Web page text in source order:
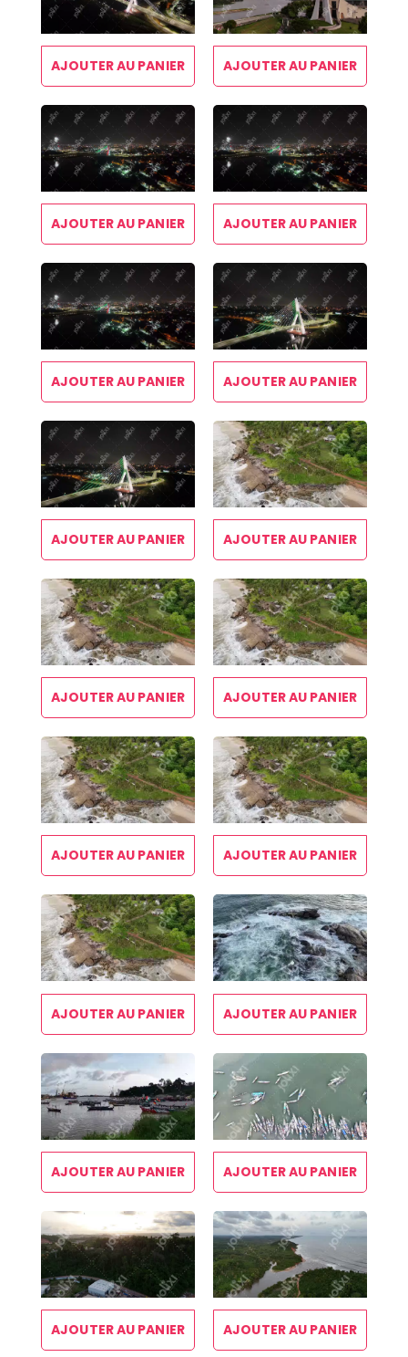
AJOUTER AU PANIER AJOUTER AU PANIER
AJOUTER AU PANIER AJOUTER AU PANIER
AJOUTER AU PANIER AJOUTER AU PANIER
AJOUTER AU PANIER AJOUTER AU PANIER
AJOUTER AU PANIER AJOUTER AU PANIER
AJOUTER AU PANIER AJOUTER AU PANIER
AJOUTER AU PANIER AJOUTER AU PANIER
AJOUTER AU PANIER AJOUTER AU PANIER
AJOUTER AU PANIER AJOUTER AU PANIER